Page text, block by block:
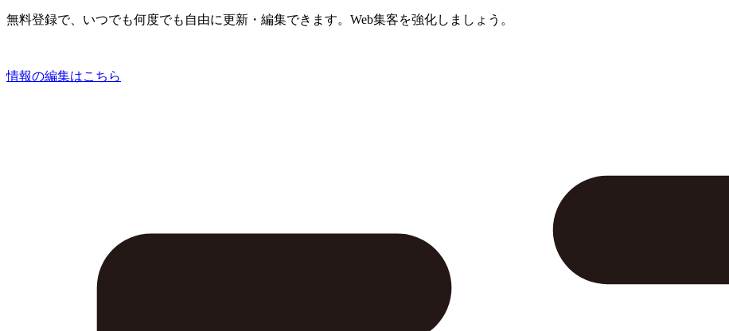
無料登録で、いつでも何度でも自由に更新・編集できます。Web集客を強化しましょう。
情報の編集はこちら